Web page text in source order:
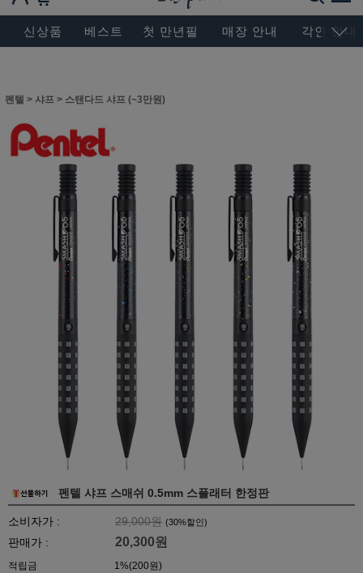
BESEN MASTERPIECE, SINCE 2004
신상품 베스트 첫 만년필 매장 안내 각인 안내
펜텔 > 샤프 > 스탠다드 샤프 (~3만원)
펜텔 샤프 스매쉬 0.5mm 스플래터 한정판
소비자가 : 29,000원 (30%할인)
판매가 : 20,300원
적립금 1%(200원)